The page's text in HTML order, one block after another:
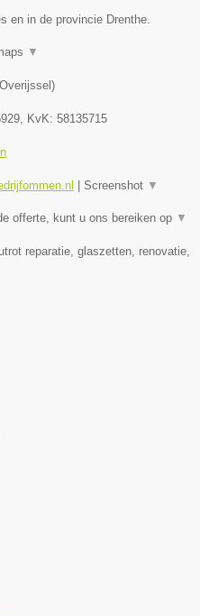
en in de provincie Drenthe.
▼
Overijssel )
, KvK: 58135715
Screenshot ▼
offerte, kunt u ons bereiken op ▼
reparatie, glaszetten, renovatie,